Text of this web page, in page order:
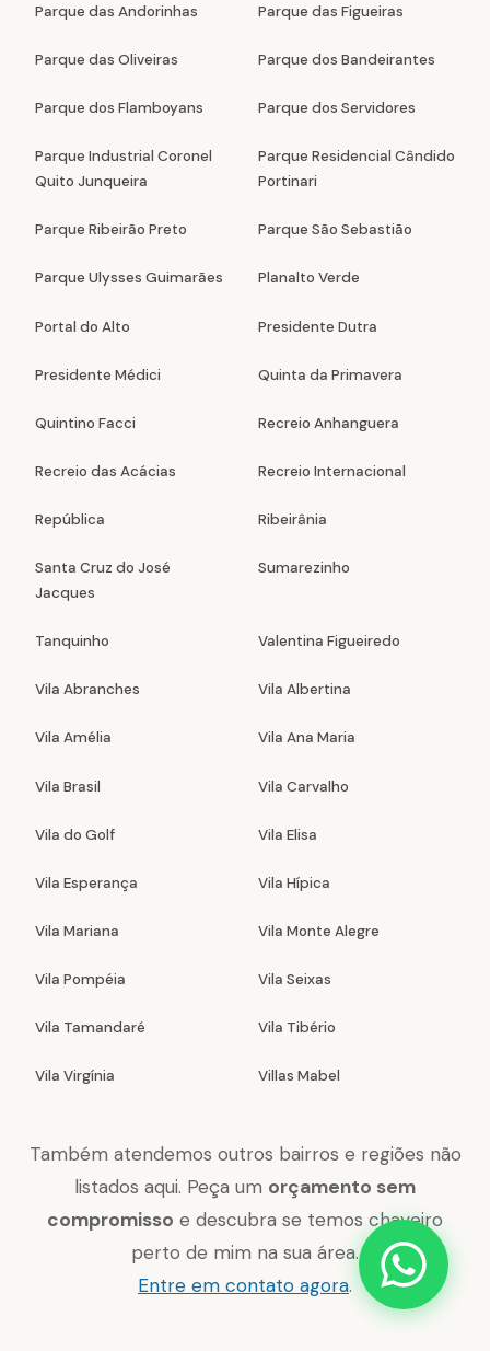
Parque das Andorinhas Parque das Figueiras
Parque das Oliveiras Parque dos Bandeirantes
Parque dos Flamboyans Parque dos Servidores
Parque Industrial Coronel
Quito Junqueira
Parque Residencial Cândido
Portinari
Parque Ribeirão Preto Parque São Sebastião
Parque Ulysses Guimarães Planalto Verde
Portal do Alto Presidente Dutra
Presidente Médici Quinta da Primavera
Quintino Facci Recreio Anhanguera
Recreio das Acácias Recreio Internacional
República Ribeirânia
Santa Cruz do José
Jacques
Sumarezinho
Tanquinho Valentina Figueiredo
Vila Abranches Vila Albertina
Vila Amélia Vila Ana Maria
Vila Brasil Vila Carvalho
Vila do Golf Vila Elisa
Vila Esperança Vila Hípica
Vila Mariana Vila Monte Alegre
Vila Pompéia Vila Seixas
Vila Tamandaré Vila Tibério
Vila Virgínia Villas Mabel
Também atendemos outros bairros e regiões não
listados aqui. Peça um orçamento sem
compromisso e descubra se temos chaveiro
perto de mim na sua área.
Entre em contato agora.